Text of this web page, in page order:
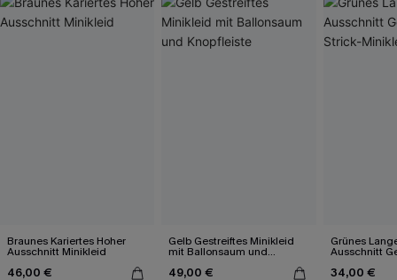
Braunes Kariertes Hoher
Ausschnitt Minikleid
46,00 €
Gelb Gestreiftes Minikleid
mit Ballonsaum und
49,00 €
Grünes
Ausschnitt
34,00 €